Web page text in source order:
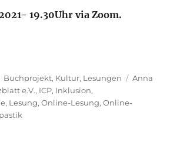
19.30Uhr via Zoom.
mit Anna Mühlhause am
Kategorien
Buchprojekt, Kultur, Lesungen
Anna
e.V., ICP, Inklusion,
, Lesung,Online-Lesung,Online-